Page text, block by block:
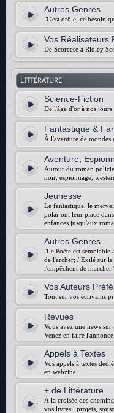
Autres Genres
"C'est drôle, ce besoin
Vos Réalisateurs
De Scorcese à Ridley
LITTÉRATURE
Science-Fiction
De l'âge d'or à nos jours
Fantastique &
À l'aventure de mondes
Aventure,
Autour du roman
noir, espionnage,
Jeunesse
Le fantastique, le
polar ont leur place
enfances jusqu'aux
Autres Genres
"Le Poète est semblable
de l'archer; / Exilé sur le
l'empêchent de
Vos Auteurs
Tout sur vos écrivains
Revues
Vous avez une news
Venez en faire l'annonce
Appels à Textes
Vos appels à textes
en webzine
+ de Littérature
À la croisée des
vos livres : projets,